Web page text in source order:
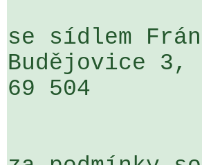
se sídlem
Budějovice 3,
69 504